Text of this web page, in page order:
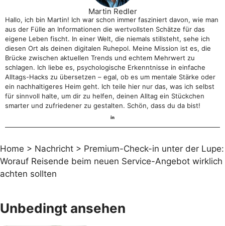
Martin Redler
Hallo, ich bin Martin! Ich war schon immer fasziniert davon, wie man
aus der Fülle an Informationen die wertvollsten Schätze für das
eigene Leben fischt. In einer Welt, die niemals stillsteht, sehe ich
diesen Ort als deinen digitalen Ruhepol. Meine Mission ist es, die
Brücke zwischen aktuellen Trends und echtem Mehrwert zu
schlagen. Ich liebe es, psychologische Erkenntnisse in einfache
Alltags-Hacks zu übersetzen – egal, ob es um mentale Stärke oder
ein nachhaltigeres Heim geht. Ich teile hier nur das, was ich selbst
für sinnvoll halte, um dir zu helfen, deinen Alltag ein Stückchen
smarter und zufriedener zu gestalten. Schön, dass du da bist!
Home > Nachricht > Premium-Check-in unter der Lupe:
Worauf Reisende beim neuen Service-Angebot wirklich
achten sollten
Unbedingt ansehen